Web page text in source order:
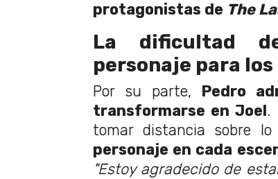
protagonistas de The
La dificultad
personaje para
Por su parte,
Pedro
transformarse en Joel .
tomar distancia sobre lo
personaje en cada
"Estoy agradecido de